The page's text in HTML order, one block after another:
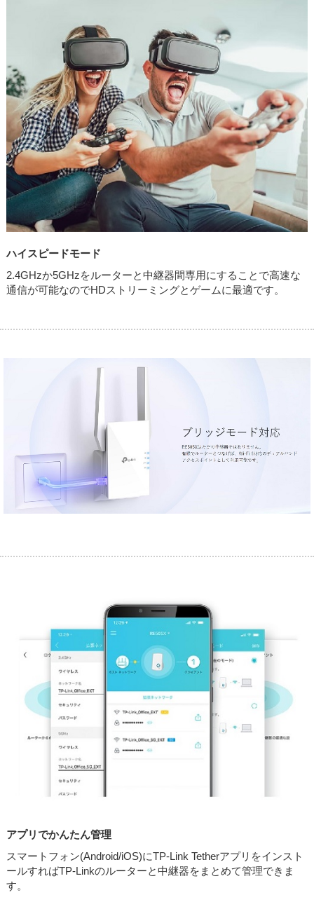
ハイスピードモード
2.4GHzか5GHzをルーターと中継器間専用にすることで高速な
通信が可能なのでHDストリーミングとゲームに最適です。
アプリでかんたん管理
スマートフォン(Android/iOS)にTP-Link Tetherアプリをインスト
ールすればTP-Linkのルーターと中継器をまとめて管理できま
す。